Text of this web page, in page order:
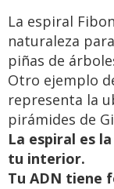
La espiral
naturaleza
piñas de
Otro ejemplo
representa la
pirámides de
La espiral es
tu interior.
Tu ADN tiene